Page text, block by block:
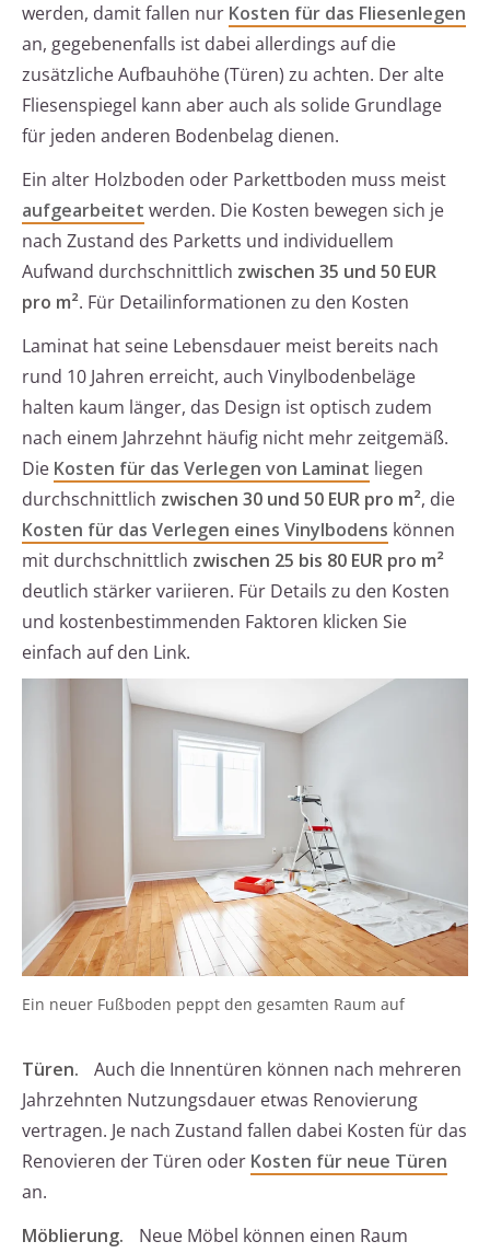
werden, damit fallen nur Kosten für das Fliesenlegen
an, gegebenenfalls ist dabei allerdings auf die
zusätzliche Aufbauhöhe (Türen) zu achten. Der alte
Fliesenspiegel kann aber auch als solide Grundlage
für jeden anderen Bodenbelag dienen.
Ein alter Holzboden oder Parkettboden muss meist
aufgearbeitet werden. Die Kosten bewegen sich je
nach Zustand des Parketts und individuellem
Aufwand durchschnittlich zwischen 35 und 50 EUR
pro m². Für Detailinformationen zu den Kosten
Laminat hat seine Lebensdauer meist bereits nach
rund 10 Jahren erreicht, auch Vinylbodenbeläge
halten kaum länger, das Design ist optisch zudem
nach einem Jahrzehnt häufig nicht mehr zeitgemäß.
Die Kosten für das Verlegen von Laminat liegen
durchschnittlich zwischen 30 und 50 EUR pro m², die
Kosten für das Verlegen eines Vinylbodens können
mit durchschnittlich zwischen 25 bis 80 EUR pro m²
deutlich stärker variieren. Für Details zu den Kosten
und kostenbestimmenden Faktoren klicken Sie
einfach auf den Link.
Ein neuer Fußboden peppt den gesamten Raum auf
Türen.
Auch die Innentüren können nach mehreren
Jahrzehnten Nutzungsdauer etwas Renovierung
vertragen. Je nach Zustand fallen dabei Kosten für das
Renovieren der Türen oder Kosten für neue Türen
an.
Möblierung.
Neue Möbel können einen Raum